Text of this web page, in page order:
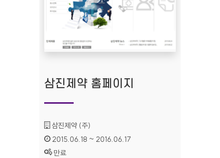
삼진제약 홈페이지
기관명 :
삼진제약 (주)
인증기간 :
2015.06.18 ~ 2016.06.17
상태 :
만료